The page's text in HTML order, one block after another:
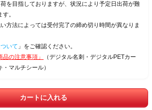
を目指しておりますが、状況により予定日出荷が難
。
方法によっては受付完了の締め切り時間が異なりま
いて 」をご確認ください。
品の注意事項」
（デジタル名刺・デジタルPETカー
・マルチシール）